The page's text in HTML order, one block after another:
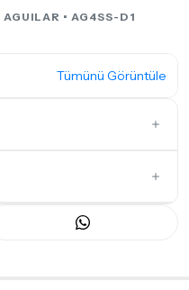
AGUILAR • AG4SS-D1
Tümünü Görüntüle